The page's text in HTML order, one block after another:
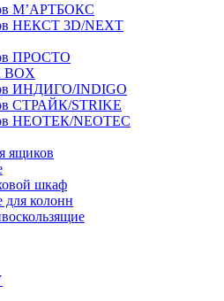
М’АРТБОКС
НЕКСТ 3D/NEXT
ПРОСТО
BOX
ИНДИГО/INDIGO
СТРАЙК/STRIKE
НЕОТЕК/NEOTEC
ящиков
шкаф
колонн